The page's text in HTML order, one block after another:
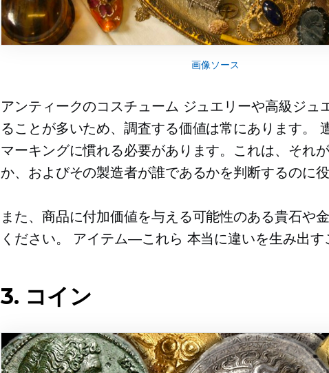
画像ソース
アンティークのコスチューム ジュエリーや高級ジュ
ることが多いため、調査する価値は常にあります。
マーキングに慣れる必要があります。これは、それ
か、およびその製造者が誰であるかを判断するのに
また、商品に付加価値を与える可能性のある貴石や
ください。 アイテム—これら 本当に違いを生み出す
3. コイン